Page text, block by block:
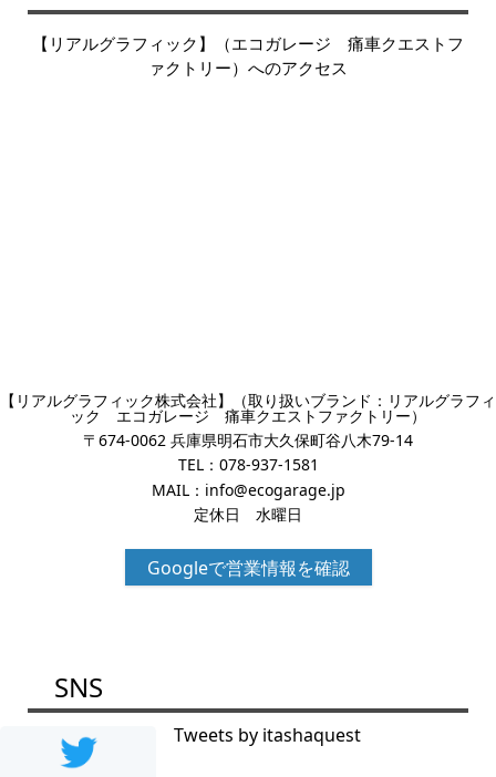
【リアルグラフィック】（エコガレージ 痛車クエストフ
ァクトリー）へのアクセス
【リアルグラフィック株式会社】（取り扱いブランド：リアルグラフィ
ック エコガレージ 痛車クエストファクトリー）
〒674-0062 兵庫県明石市大久保町谷八木79-14
TEL： 078-937-1581
MAIL： info@ecogarage.jp
定休日 水曜日
Googleで営業情報を確認
SNS
Tweets by itashaquest